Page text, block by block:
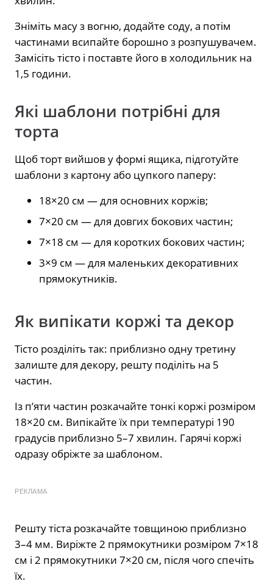
Зніміть масу з вогню, додайте соду, а потім
частинами всипайте борошно з розпушувачем.
Замісіть тісто і поставте його в холодильник на
1,5 години.
Які шаблони потрібні для
торта
Щоб торт вийшов у формі ящика, підготуйте
шаблони з картону або цупкого паперу:
18×20 см — для основних коржів;
7×20 см — для довгих бокових частин;
7×18 см — для коротких бокових частин;
3×9 см — для маленьких декоративних
прямокутників.
Як випікати коржі та декор
Тісто розділіть так: приблизно одну третину
залиште для декору, решту поділіть на 5
частин.
Із п’яти частин розкачайте тонкі коржі розміром
18×20 см. Випікайте їх при температурі 190
градусів приблизно 5–7 хвилин. Гарячі коржі
одразу обріжте за шаблоном.
РЕКЛАМА
Решту тіста розкачайте товщиною приблизно
3–4 мм. Виріжте 2 прямокутники розміром 7×18
см і 2 прямокутники 7×20 см, після чого спечіть
їх.